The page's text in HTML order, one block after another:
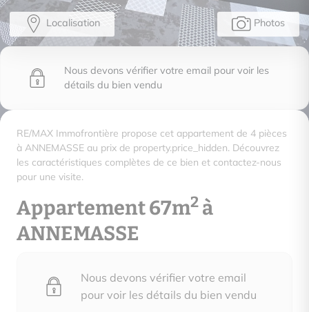
Photos
Localisation
Nous devons vérifier votre email pour voir les
détails du bien vendu
RE/MAX Immofrontière propose cet appartement de 4 pièces
à ANNEMASSE au prix de property.price_hidden. Découvrez
les caractéristiques complètes de ce bien et contactez-nous
pour une visite.
Appartement 67m2 à
ANNEMASSE
Nous devons vérifier votre email
pour voir les détails du bien vendu